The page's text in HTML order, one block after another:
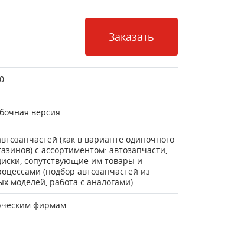
Заказать
версия
(как в варианте одиночного
с ассортиментом: автозапчасти,
сопутствующие им товары и
(подбор автозапчастей из
моделей, работа с аналогами).
фирмам